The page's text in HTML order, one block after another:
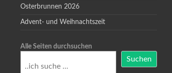
Osterbrunnen 2026
Advent- und Weihnachtszeit
Alle Seiten durchsuchen
Suchen